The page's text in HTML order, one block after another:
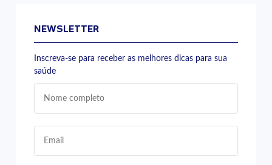
NEWSLETTER
Inscreva-se para receber as melhores dicas para sua
saúde